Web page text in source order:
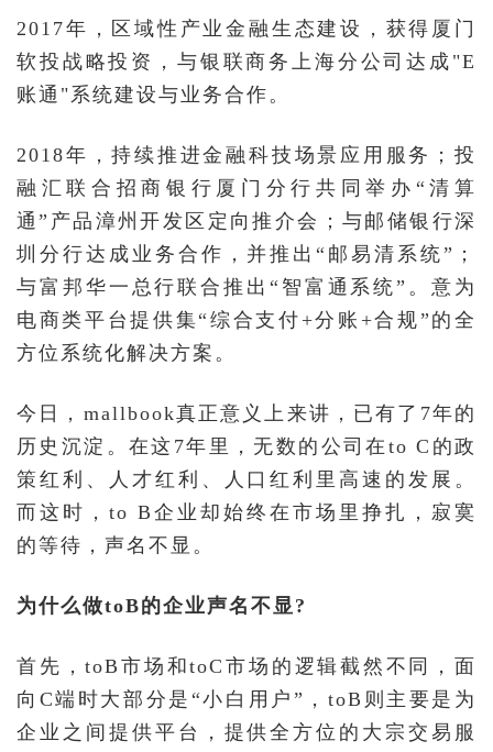
2017年，区域性产业金融生态建设，获得厦门
软投战略投资，与银联商务上海分公司达成"E
账通"系统建设与业务合作。
2018年，持续推进金融科技场景应用服务；投
融汇联合招商银行厦门分行共同举办“清算
通”产品漳州开发区定向推介会；与邮储银行深
圳分行达成业务合作，并推出“邮易清系统”；
与富邦华一总行联合推出“智富通系统”。意为
电商类平台提供集“综合支付+分账+合规”的全
方位系统化解决方案。
今日，mallbook真正意义上来讲，已有了7年的
历史沉淀。在这7年里，无数的公司在to C的政
策红利、人才红利、人口红利里高速的发展。
而这时，to B企业却始终在市场里挣扎，寂寞
的等待，声名不显。
为什么做toB的企业声名不显?
首先，toB市场和toC市场的逻辑截然不同，面
向C端时大部分是“小白用户”，toB则主要是为
企业之间提供平台，提供全方位的大宗交易服